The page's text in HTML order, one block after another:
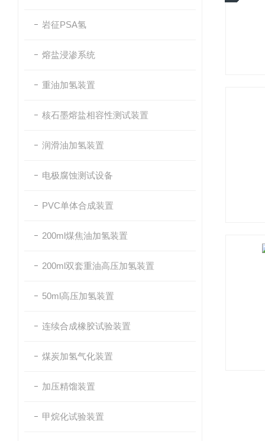
岩征PSA氢
熔盐浸渗系统
重油加氢装置
核石墨熔盐相容性测试装置
润滑油加氢装置
电极腐蚀测试设备
PVC单体合成装置
200ml煤焦油加氢装置
200ml双套重油高压加氢装置
50ml高压加氢装置
连续合成橡胶试验装置
煤炭加氢气化装置
加压精馏装置
甲烷化试验装置